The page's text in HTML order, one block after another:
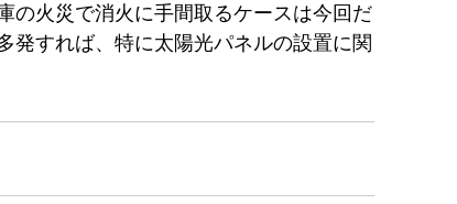
火災で消火に手間取るケースは今回だ
発すれば、特に太陽光パネルの設置に関